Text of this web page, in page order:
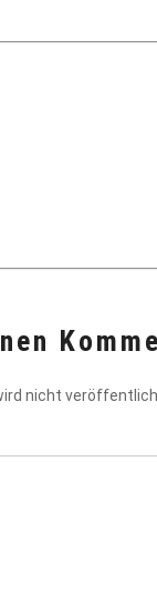
nicht